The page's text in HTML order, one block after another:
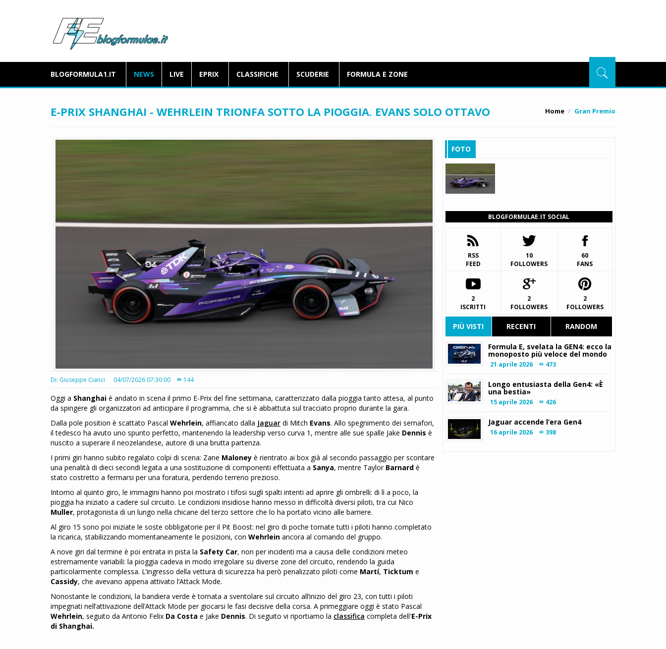
BLOGFORMULA1.IT NEWS LIVE EPRIX CLASSIFICHE SCUDERIE FORMULA E ZONE
E-PRIX SHANGHAI - WEHRLEIN TRIONFA SOTTO LA PIOGGIA. EVANS SOLO OTTAVO Home Gran Premio
Di: Giuseppe Cianci 04/07/2026 07:30:00 144
Oggi a Shanghai è andato in scena il primo E-Prix del fine settimana, caratterizzato dalla pioggia tanto attesa, al punto
da spingere gli organizzatori ad anticipare il programma, che si è abbattuta sul tracciato proprio durante la gara.
Dalla pole position è scattato Pascal Wehrlein, affiancato dalla Jaguar di Mitch Evans. Allo spegnimento dei semafori,
il tedesco ha avuto uno spunto perfetto, mantenendo la leadership verso curva 1, mentre alle sue spalle Jake Dennis è
riuscito a superare il neozelandese, autore di una brutta partenza.
I primi giri hanno subito regalato colpi di scena: Zane Maloney è rientrato ai box già al secondo passaggio per scontare
una penalità di dieci secondi legata a una sostituzione di componenti effettuata a Sanya, mentre Taylor Barnard è
stato costretto a fermarsi per una foratura, perdendo terreno prezioso.
Intorno al quinto giro, le immagini hanno poi mostrato i tifosi sugli spalti intenti ad aprire gli ombrelli: di lì a poco, la
pioggia ha iniziato a cadere sul circuito. Le condizioni insidiose hanno messo in difficoltà diversi piloti, tra cui Nico
Muller, protagonista di un lungo nella chicane del terzo settore che lo ha portato vicino alle barriere.
Al giro 15 sono poi iniziate le soste obbligatorie per il Pit Boost: nel giro di poche tornate tutti i piloti hanno completato
la ricarica, stabilizzando momentaneamente le posizioni, con Wehrlein ancora al comando del gruppo.
A nove giri dal termine è poi entrata in pista la Safety Car, non per incidenti ma a causa delle condizioni meteo
estremamente variabili: la pioggia cadeva in modo irregolare su diverse zone del circuito, rendendo la guida
particolarmente complessa. L’ingresso della vettura di sicurezza ha però penalizzato piloti come Martí, Ticktum e
Cassidy, che avevano appena attivato l’Attack Mode.
Nonostante le condizioni, la bandiera verde è tornata a sventolare sul circuito all’inizio del giro 23, con tutti i piloti
impegnati nell’attivazione dell’Attack Mode per giocarsi le fasi decisive della corsa. A primeggiare oggi è stato Pascal
Wehrlein, seguito da Antonio Felix Da Costa e Jake Dennis. Di seguito vi riportiamo la classifica completa dell'E-Prix
di Shanghai.
FOTO
BLOGFORMULAE.IT SOCIAL
RSS
FEED
10
FOLLOWERS
60
FANS
2
ISCRITTI
2
FOLLOWERS
2
FOLLOWERS
PIÙ VISTI RECENTI RANDOM
Formula E, svelata la GEN4: ecco la
monoposto più veloce del mondo
21 aprile 2026 473
Longo entusiasta della Gen4: «È
una bestia»
15 aprile 2026 426
Jaguar accende l’era Gen4
16 aprile 2026 398